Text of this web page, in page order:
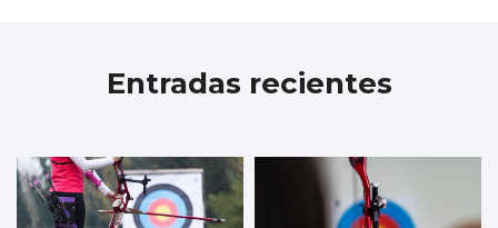
Entradas recientes